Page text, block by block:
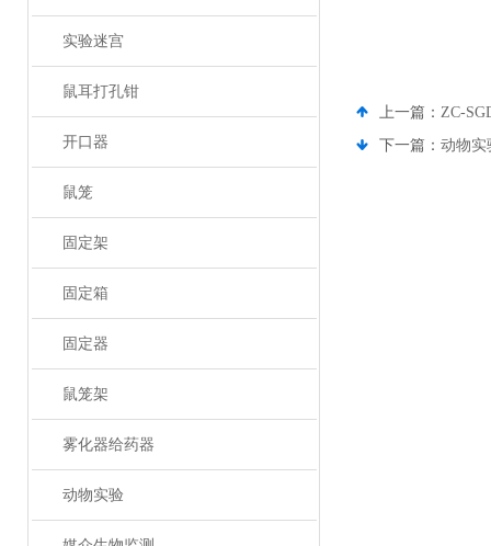
实验迷宫
鼠耳打孔钳
开口器
鼠笼
固定架
固定箱
固定器
鼠笼架
雾化器给药器
动物实验
上一篇： ZC-
下一篇： 动物实